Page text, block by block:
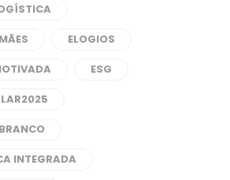
ELOGIOS
ESG
INTEGRADA